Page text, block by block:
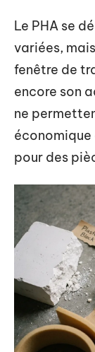
Le PHA se
variées,
fenêtre de
encore son
ne
économique
pour des